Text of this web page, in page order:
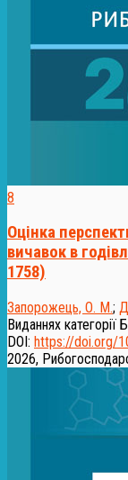
8
Оцінка
вичавок в
1758)
Запорожець, О. М.;
Виданнях категорії Б
DOI: https://doi.org/
2026,